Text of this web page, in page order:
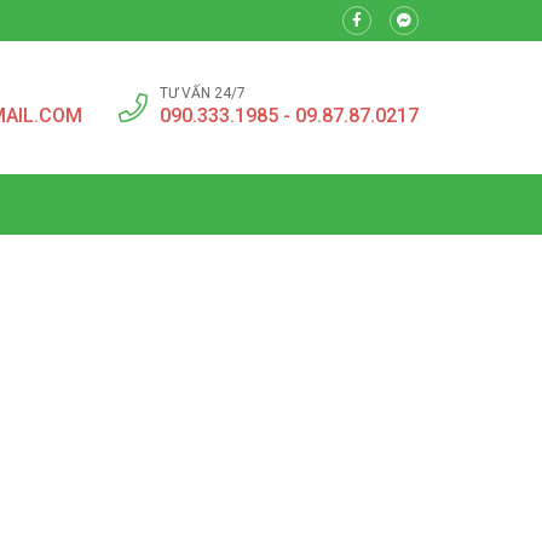
TƯ VẤN 24/7
090.333.1985 - 09.87.87.0217